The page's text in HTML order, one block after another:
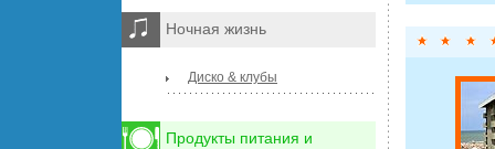
Ночная жизнь
Диско & клубы
Продукты питания и